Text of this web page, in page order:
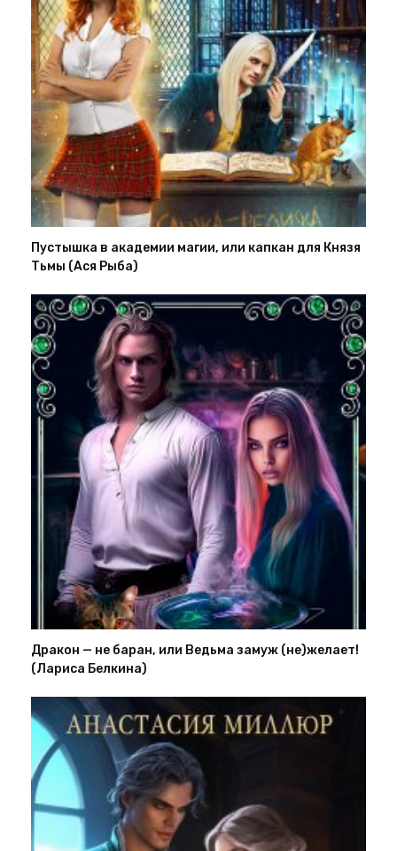
Пустышка в академии магии, или капкан для Князя
Тьмы (Ася Рыба)
Дракон — не баран, или Ведьма замуж (не)желает!
(Лариса Белкина)